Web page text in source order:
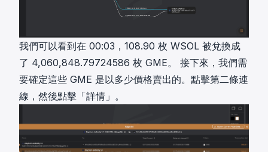
我們可以看到在 00:03，108.90 枚 WSOL 被兌換成
了 4,060,848.79724586 枚 GME。 接下來，我們需
要確定這些 GME 是以多少價格賣出的。點擊第二條連
線，然後點擊「詳情」。